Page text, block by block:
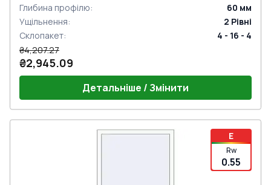
Глибина профілю: 60 мм
Ущільнення: 2 Рівні
Склопакет:
4 - 16 - 4
₴4,207.27
₴2,945.09
Детальніше / Змінити
E
Rw
0.55